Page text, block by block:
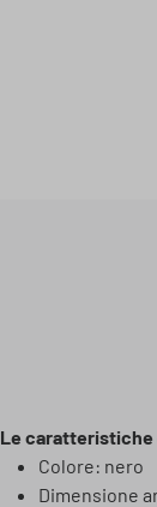
Le caratteristiche
Colore: nero
Dimensione